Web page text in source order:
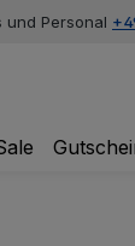
und Personal